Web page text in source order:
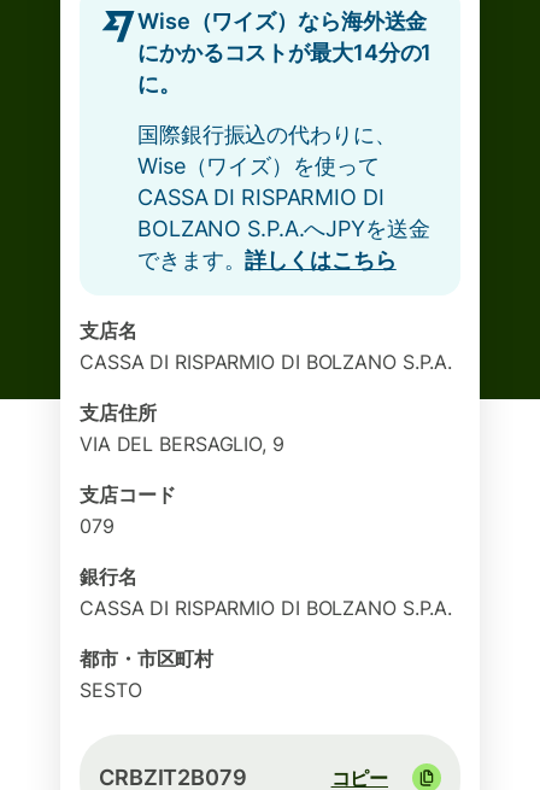
Wise（ワイズ）なら海外送金
にかかるコストが最大14分の1
に。
国際銀行振込の代わりに、
Wise（ワイズ）を使って
CASSA DI RISPARMIO DI
BOLZANO S.P.A.へJPYを送金
できます。詳しくはこちら
支店名
CASSA DI RISPARMIO DI BOLZANO S.P.A.
支店住所
VIA DEL BERSAGLIO, 9
支店コード
079
銀行名
CASSA DI RISPARMIO DI BOLZANO S.P.A.
都市・市区町村
SESTO
CRBZIT2B079 コピー